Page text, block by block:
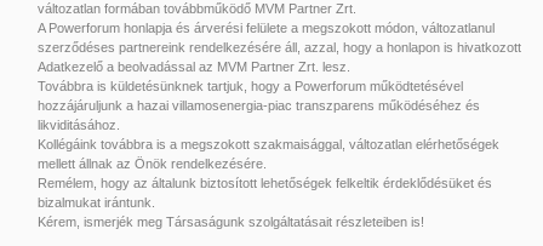
változatlan formában továbbműködő MVM Partner Zrt.
A Powerforum honlapja és árverési felülete a megszokott módon, változatlanul
szerződéses partnereink rendelkezésére áll, azzal, hogy a honlapon is hivatkozott
Adatkezelő a beolvadással az MVM Partner Zrt. lesz.
Továbbra is küldetésünknek tartjuk, hogy a Powerforum működtetésével
hozzájáruljunk a hazai villamosenergia-piac transzparens működéséhez és
likviditásához.
Kollégáink továbbra is a megszokott szakmaisággal, változatlan elérhetőségek
mellett állnak az Önök rendelkezésére.
Remélem, hogy az általunk biztosított lehetőségek felkeltik érdeklődésüket és
bizalmukat irántunk.
Kérem, ismerjék meg Társaságunk szolgáltatásait részleteiben is!